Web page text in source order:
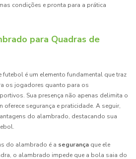
condições e pronta para a prática
para Quadras de
é um elemento fundamental que traz
os jogadores quanto para os
Sua presença não apenas delimita o
segurança e praticidade. A seguir,
do alambrado, destacando sua
do alambrado é a segurança que ele
o alambrado impede que a bola saia do